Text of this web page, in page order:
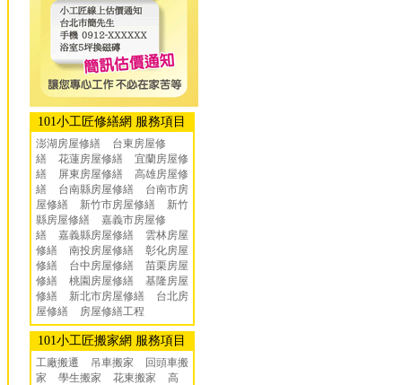
101小工匠修繕網 服務項目
澎湖房屋修繕
台東房屋修
繕
花蓮房屋修繕
宜蘭房屋修
繕
屏東房屋修繕
高雄房屋修
繕
台南縣房屋修繕
台南市房
屋修繕
新竹市房屋修繕
新竹
縣房屋修繕
嘉義市房屋修
繕
嘉義縣房屋修繕
雲林房屋
修繕
南投房屋修繕
彰化房屋
修繕
台中房屋修繕
苗栗房屋
修繕
桃園房屋修繕
基隆房屋
修繕
新北市房屋修繕
台北房
屋修繕
房屋修繕工程
101小工匠搬家網 服務項目
工廠搬遷 吊車搬家
回頭車搬
家
學生搬家 花東搬家
高